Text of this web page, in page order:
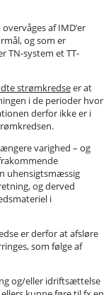
af IMD’er
og som er
TN-system et TT-
strømkredseer at
i de perioder hvor
derfor ikke er i
varighed – og
uhensigtsmæssig
og derved
i
er derfor at afsløre
som følge af
og/eller idriftsættelse